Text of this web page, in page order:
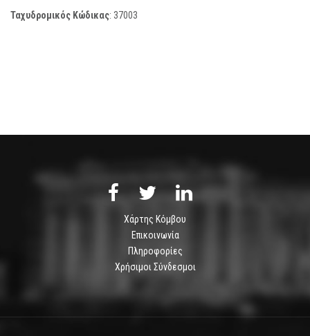
Ταχυδρομικός Κώδικας: 37003
Χάρτης Κόμβου
Επικοινωνία
Πληροφορίες
Χρήσιμοι Σύνδεσμοι